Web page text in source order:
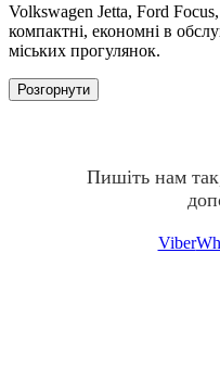
Volkswagen Jetta, Ford
компактні, економні в
міських прогулянок.
Розгорнути
Пишіть нам
Viber